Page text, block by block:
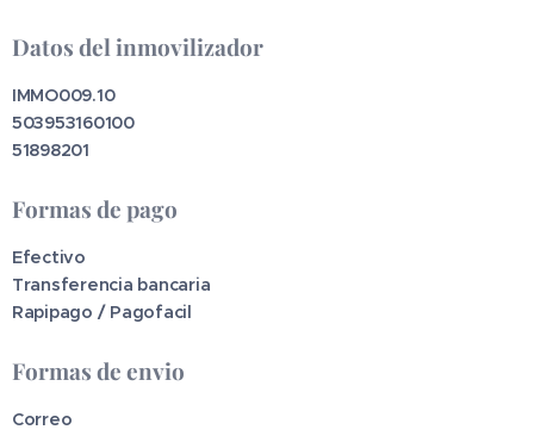
Datos del inmovilizador
IMMO009.10
503953160100
51898201
Formas de pago
Efectivo
Transferencia bancaria
Rapipago / Pagofacil
Formas de envio
Correo